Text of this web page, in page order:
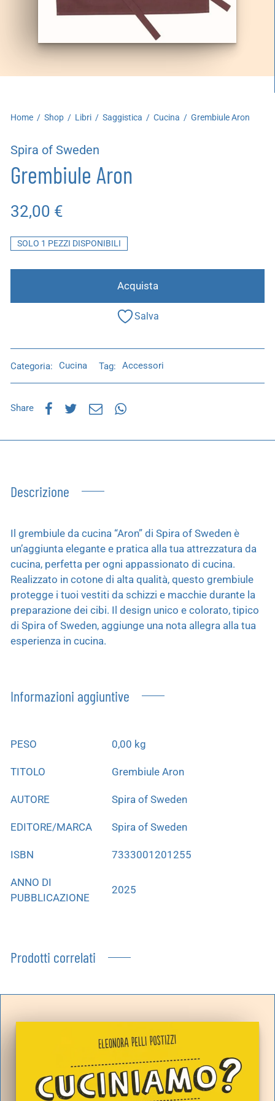
Home / Shop / Libri / Saggistica / Cucina / Grembiule Aron
Spira of Sweden
Grembiule Aron
32,00 €
SOLO 1 PEZZI DISPONIBILI
Acquista
Salva
Categoria: Cucina Tag: Accessori
Share
Descrizione
Il grembiule da cucina “Aron” di Spira of Sweden è
un’aggiunta elegante e pratica alla tua attrezzatura da
cucina, perfetta per ogni appassionato di cucina.
Realizzato in cotone di alta qualità, questo grembiule
protegge i tuoi vestiti da schizzi e macchie durante la
preparazione dei cibi. Il design unico e colorato, tipico
di Spira of Sweden, aggiunge una nota allegra alla tua
esperienza in cucina.
Informazioni aggiuntive
PESO 0,00 kg
TITOLO Grembiule Aron
AUTORE Spira of Sweden
EDITORE/MARCA Spira of Sweden
ISBN 7333001201255
ANNO DI
PUBBLICAZIONE
2025
Prodotti correlati